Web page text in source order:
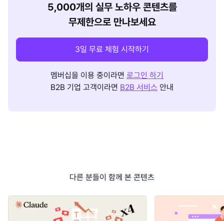
5,000개의 실무 노하우 콘텐츠를
무제한으로 만나보세요
3일 무료 체험 시작하기
멤버십을 이용 중이라면 로그인 하기
B2B 기업 고객이라면 B2B 서비스 안내
다른 분들이 함께 본 콘텐츠